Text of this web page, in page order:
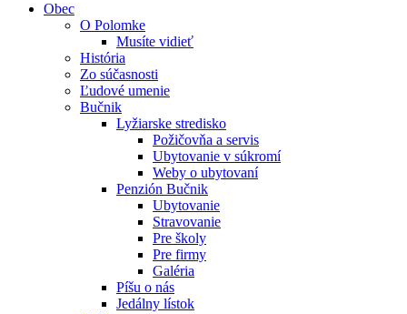
Obec
O Polomke
Musíte vidieť
História
Zo súčasnosti
Ľudové umenie
Bučnik
Lyžiarske stredisko
Požičovňa a servis
Ubytovanie v súkromí
Weby o ubytovaní
Penzión Bučnik
Ubytovanie
Stravovanie
Pre školy
Pre firmy
Galéria
Píšu o nás
Jedálny lístok